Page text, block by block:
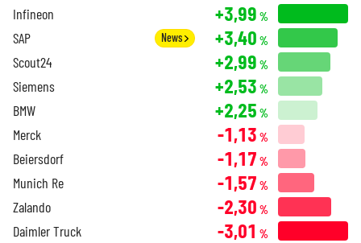
Infineon +3,99 %
SAP News +3,40 %
Scout24 +2,99 %
Siemens +2,53 %
BMW +2,25 %
Merck -1,13 %
Beiersdorf -1,17 %
Munich Re -1,57 %
Zalando -2,30 %
Daimler Truck -3,01 %